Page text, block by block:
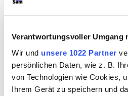
Verantwortungsvoller Umgang
Wir und unsere 1022 Partner
persönlichen Daten, wie z. B.
von Technologien wie Cookies,
Ihrem Gerät zu speichern und
Diskutieren
Marthe Rull als
"lieblos"